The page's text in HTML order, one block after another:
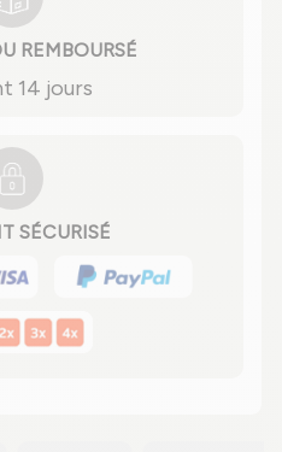
REMBOURSÉ
14 jours
SÉCURISÉ